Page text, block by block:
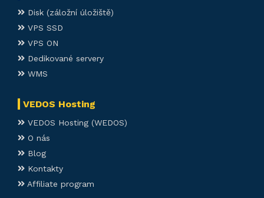
Disk (záložní úložiště)
VPS SSD
VPS ON
Dedikované servery
WMS
VEDOS Hosting
VEDOS Hosting (WEDOS)
O nás
Blog
Kontakty
Affiliate program